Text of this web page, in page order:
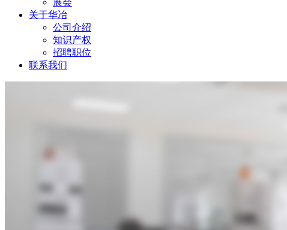
关于华冶
公司介绍
知识产权
招聘职位
联系我们